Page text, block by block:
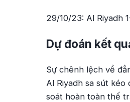
29/10/23: Al Riyadh
Dự đoán kết
Sự chênh lệch về
Al Riyadh sa sút kéo
soát hoàn toàn thế